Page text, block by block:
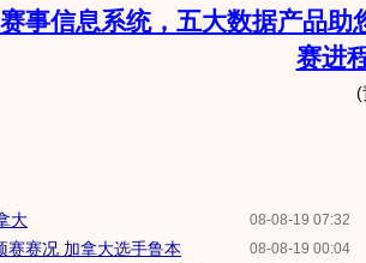
事信息系统，五大数据产品助
赛进
(
08-08-19 07:32
大
08-08-19 00:04
赛赛况 加拿大选手鲁本